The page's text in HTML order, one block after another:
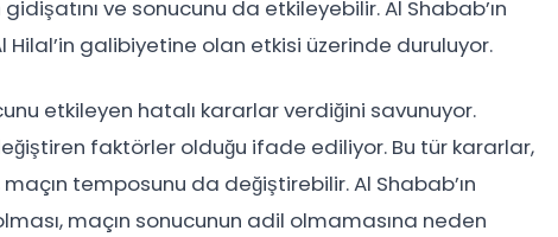
ve sonucunu da etkileyebilir. Al Shabab’ın
galibiyetine olan etkisi üzerinde duruluyor.
etkileyen hatalı kararlar verdiğini savunuyor.
değiştiren faktörler olduğu ifade ediliyor. Bu tür kararlar,
temposunu da değiştirebilir. Al Shabab’ın
maçın sonucunun adil olmamasına neden